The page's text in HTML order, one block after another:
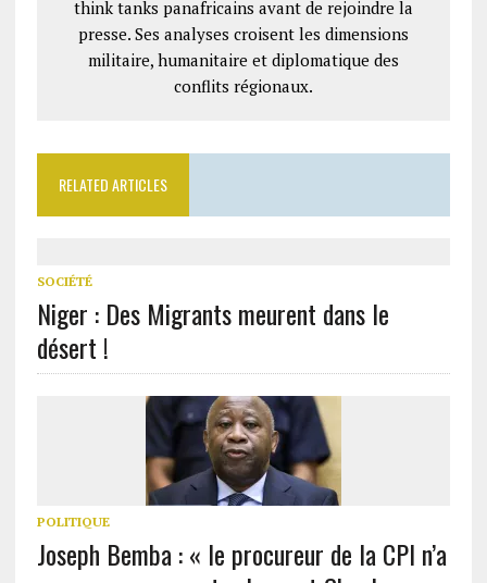
think tanks panafricains avant de rejoindre la
presse. Ses analyses croisent les dimensions
militaire, humanitaire et diplomatique des
conflits régionaux.
RELATED ARTICLES
SOCIÉTÉ
Niger : Des Migrants meurent dans le
désert !
POLITIQUE
Joseph Bemba : « le procureur de la CPI n’a